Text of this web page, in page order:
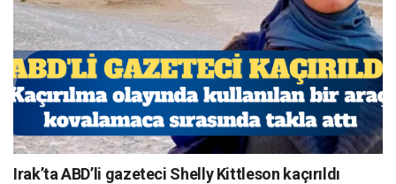
Irak’ta ABD’li gazeteci Shelly Kittleson kaçırıldı